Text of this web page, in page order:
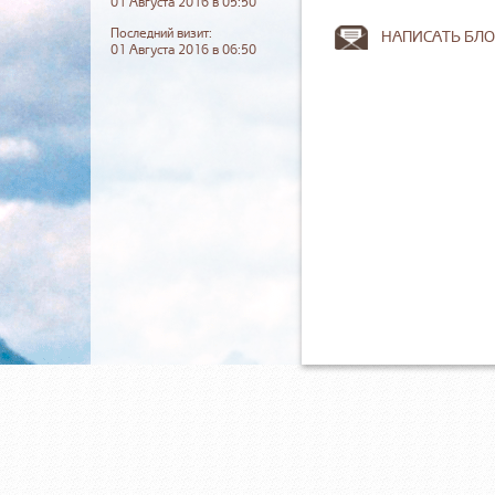
Последний визит:
01 Августа 2016 в 06:50
НАПИСАТЬ